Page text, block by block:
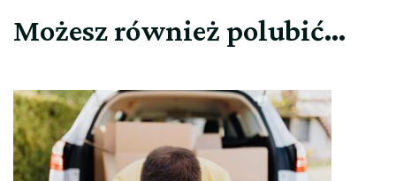
Możesz również polubić…